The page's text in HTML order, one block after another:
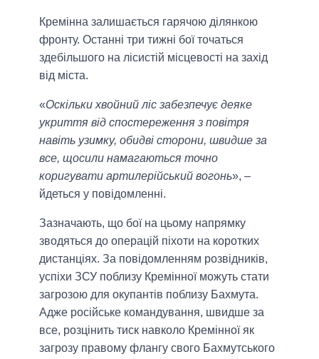
Кремінна залишається гарячою ділянкою
фронту. Останні три тижні бої точаться
здебільшого на лісистій місцевості на захід
від міста.
«Оскільки хвойний ліс забезпечує деяке
укриття від спостереження з повітря
навіть узимку, обидві сторони, швидше за
все, щосили намагаються точно
коригувати артилерійський вогонь», –
йдеться у повідомленні.
Зазначають, що бої на цьому напрямку
зводяться до операцій піхоти на коротких
дистанціях. За повідомленням розвідників,
успіхи ЗСУ поблизу Кремінної можуть стати
загрозою для окупантів поблизу Бахмута.
Адже російське командування, швидше за
все, розцінить тиск навколо Кремінної як
загрозу правому флангу свого Бахмутського